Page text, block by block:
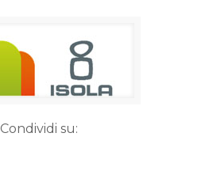
Condividi su: